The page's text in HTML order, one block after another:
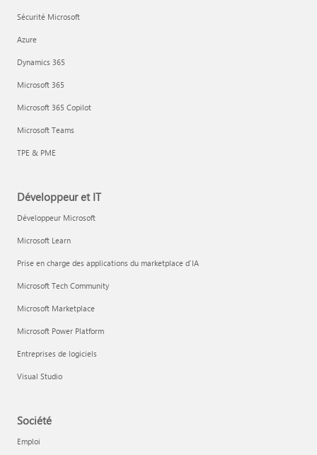
Sécurité Microsoft
Azure
Dynamics 365
Microsoft 365
Microsoft 365 Copilot
Microsoft Teams
TPE & PME
Développeur et IT
Développeur Microsoft
Microsoft Learn
Prise en charge des applications du marketplace d’IA
Microsoft Tech Community
Microsoft Marketplace
Microsoft Power Platform
Entreprises de logiciels
Visual Studio
Société
Emploi